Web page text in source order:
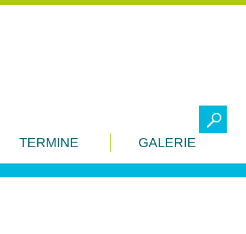
TERMINE GALERIE